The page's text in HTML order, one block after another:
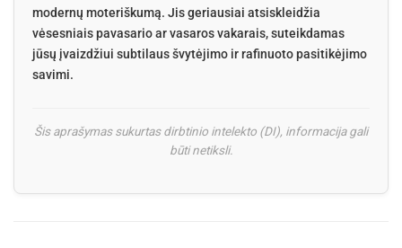
modernų moteriškumą. Jis geriausiai atsiskleidžia
vėsesniais pavasario ar vasaros vakarais, suteikdamas
jūsų įvaizdžiui subtilaus švytėjimo ir rafinuoto pasitikėjimo
savimi.
Šis aprašymas sukurtas dirbtinio intelekto (DI), informacija gali
būti netiksli.